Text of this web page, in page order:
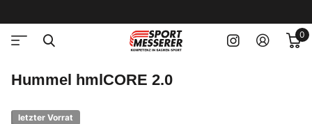
0
Hummel hmlCORE 2.0
letzter Vorrat